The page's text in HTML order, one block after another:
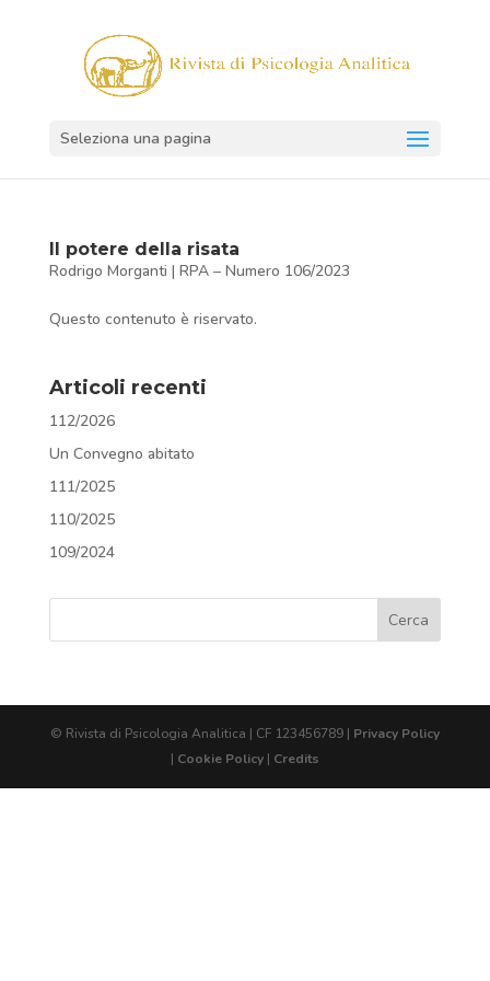
Seleziona una pagina
Il potere della risata
Rodrigo Morganti | RPA – Numero 106/2023
Questo contenuto è riservato.
Articoli recenti
112/2026
Un Convegno abitato
111/2025
110/2025
109/2024
© Rivista di Psicologia Analitica | CF 123456789 | Privacy Policy
| Cookie Policy| Credits